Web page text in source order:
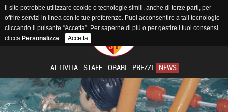
ATTIVITÀ STAFF ORARI PREZZI NEWS
Il sito potrebbe utilizzare cookie o tecnologie simili, anche di terze parti, per
offrire servizi in linea con le tue preferenze. Puoi acconsentire a tali tecnologie
cliccando il pulsante “Accetta”. Per saperne di più o per gestire i tuoi consensi
clicca Personalizza. Accetta